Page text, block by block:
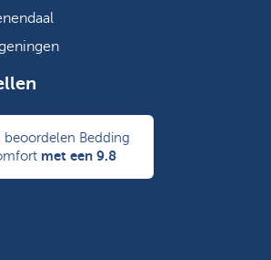
beoordelen Bedding
met een 9.8